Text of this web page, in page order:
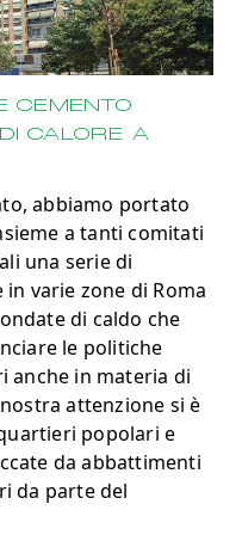
CEMENTO
CALORE A
abbiamo portato
a tanti comitati
una serie di
varie zone di Roma
di caldo che
le politiche
anche in materia di
attenzione si è
popolari e
da abbattimenti
da parte del